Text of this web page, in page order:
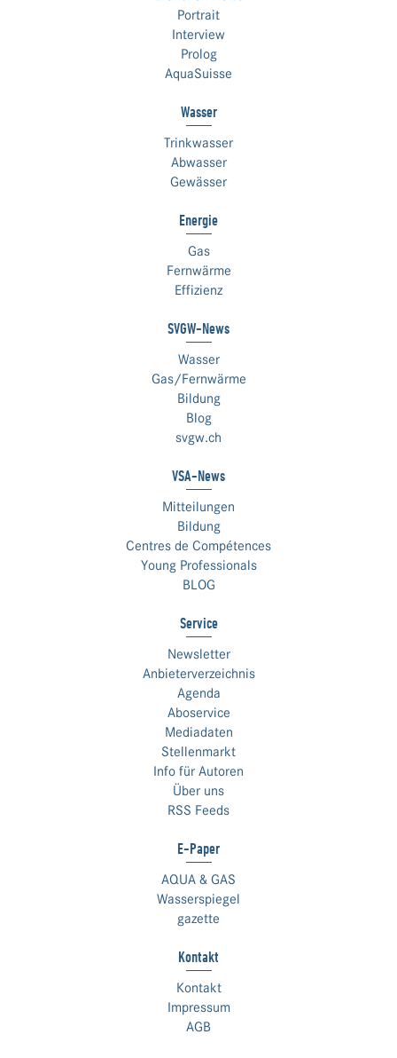
Portrait
Interview
Prolog
AquaSuisse
Wasser
Trinkwasser
Abwasser
Gewässer
Energie
Gas
Fernwärme
Effizienz
SVGW-News
Wasser
Gas/Fernwärme
Bildung
Blog
svgw.ch
VSA-News
Mitteilungen
Bildung
Centres de Compétences
Young Professionals
BLOG
Service
Newsletter
Anbieterverzeichnis
Agenda
Aboservice
Mediadaten
Stellenmarkt
Info für Autoren
Über uns
RSS Feeds
E-Paper
AQUA & GAS
Wasserspiegel
gazette
Kontakt
Kontakt
Impressum
AGB